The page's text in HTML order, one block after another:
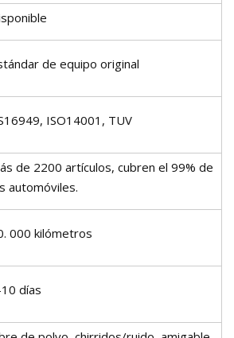
de equipo original
ISO14001, TUV
de 2200 artículos, cubren el 99% de
automóviles.
000 kilómetros
días